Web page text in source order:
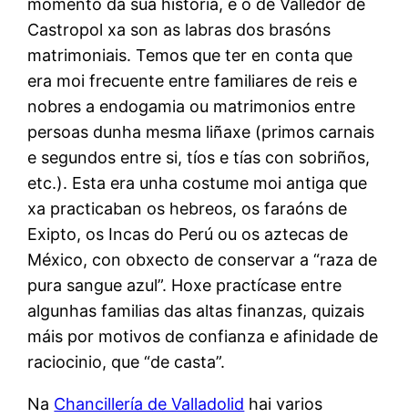
momento da súa historia, e o de Valledor de
Castropol xa son as labras dos brasóns
matrimoniais. Temos que ter en conta que
era moi frecuente entre familiares de reis e
nobres a endogamia ou matrimonios entre
persoas dunha mesma liñaxe (primos carnais
e segundos entre si, tíos e tías con sobriños,
etc.). Esta era unha costume moi antiga que
xa practicaban os hebreos, os faraóns de
Exipto, os Incas do Perú ou os aztecas de
México, con obxecto de conservar a “raza de
pura sangue azul”. Hoxe practícase entre
algunhas familias das altas finanzas, quizais
máis por motivos de confianza e afinidade de
raciocinio, que “de casta”.
Na Chancillería de Valladolid hai varios